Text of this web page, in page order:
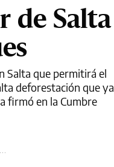
de Salta
Salta que permitirá el
deforestación que ya
firmó en la Cumbre